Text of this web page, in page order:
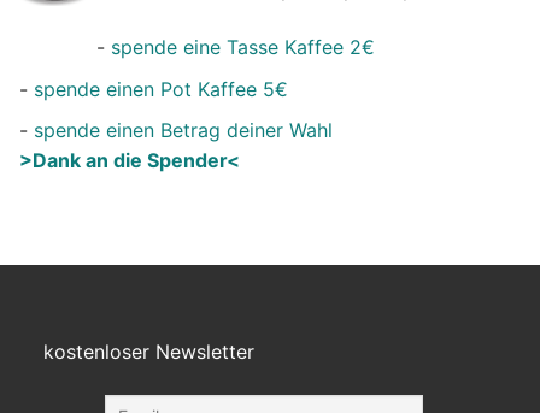
- spende eine Tasse Kaffee 2€
- spende einen Pot Kaffee 5€
- spende einen Betrag deiner Wahl
>Dank an die Spender<
kostenloser Newsletter